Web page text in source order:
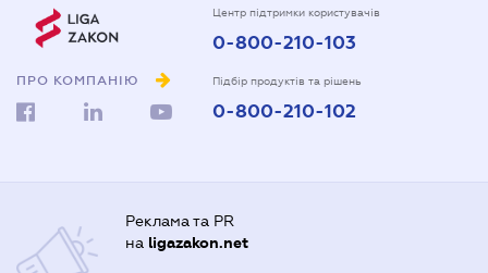
ПРО КОМПАНІЮ
Центр підтримки користувачів
0-800-210-103
Підбір продуктів та рішень
0-800-210-102
Реклама та PR
на ligazakon.net